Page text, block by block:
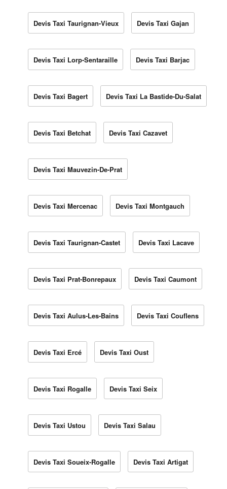
Devis Taxi Taurignan-Vieux Devis Taxi Gajan
Devis Taxi Lorp-Sentaraille Devis Taxi Barjac
Devis Taxi Bagert Devis Taxi La Bastide-Du-Salat
Devis Taxi Betchat Devis Taxi Cazavet
Devis Taxi Mauvezin-De-Prat
Devis Taxi Mercenac Devis Taxi Montgauch
Devis Taxi Taurignan-Castet Devis Taxi Lacave
Devis Taxi Prat-Bonrepaux Devis Taxi Caumont
Devis Taxi Aulus-Les-Bains Devis Taxi Couflens
Devis Taxi Ercé Devis Taxi Oust
Devis Taxi Rogalle Devis Taxi Seix
Devis Taxi Ustou Devis Taxi Salau
Devis Taxi Soueix-Rogalle Devis Taxi Artigat